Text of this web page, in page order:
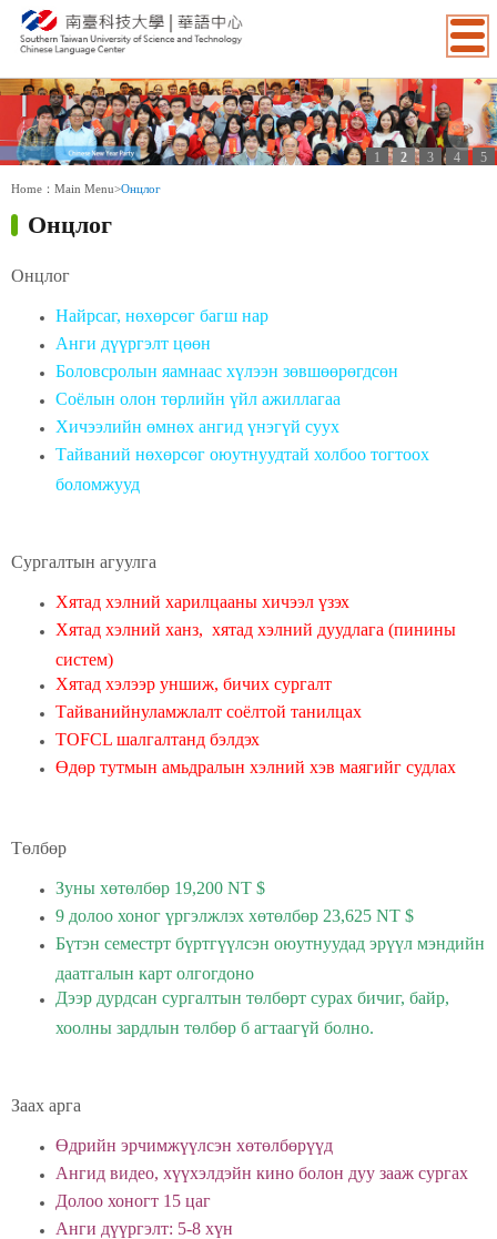
1 2 3 4
5
:::
Home： Main Menu>Онцлог
Онцлог
Онцлог
Найрсаг, нөхөрсөг багш нар
Анги дүүргэлт цөөн
Боловсролын яамнаас хүлээн зөвшөөрөгдсөн
Соёлын олон төрлийн үйл ажиллагаа
Хичээлийн өмнөх ангид үнэгүй суух
Тайваний нөхөрсөг оюутнуудтай холбоо тогтоох
боломжууд
Сургалтын агуулга
Хятад хэлний харилцааны хичээл үзэх
Хятад хэлний ханз, хятад хэлний дуудлага (пинины
систем)
Хятад хэлээр уншиж, бичих сургалт
Тайванийнуламжлалт соёлтой танилцах
TOFCL шалгалтанд бэлдэх
Өдөр тутмын амьдралын хэлний хэв маягийг судлах
Төлбөр
Зуны хөтөлбөр 19,200 NT $
9 долоо хоног үргэлжлэх хөтөлбөр 23,625 NT $
Бүтэн семестрт бүртгүүлсэн оюутнуудад эрүүл мэндийн
даатгалын карт олгогдоно
Дээр дурдсан сургалтын төлбөрт сурах бичиг, байр,
хоолны зардлын төлбөр б агтаагүй болно.
Заах арга
Өдрийн эрчимжүүлсэн хөтөлбөрүүд
Ангид видео, хүүхэлдэйн кино болон дуу зааж сургах
Долоо хоногт 15 цаг
Анги дүүргэлт: 5-8 хүн